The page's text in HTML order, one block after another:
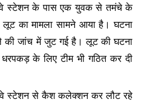
स्टेशन के पास एक युवक से तमंचे के
का मामला सामने आया है। घटना
की जांच में जुट गई है। लूट की घटना
के लिए टीम भी गठित कर दी
स्टेशन से कैश कलेक्शन कर लौट रहे